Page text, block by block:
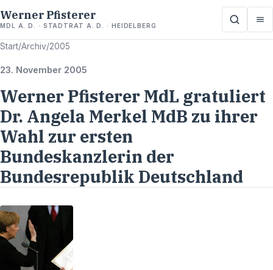
Werner Pfisterer
MDL A. D. · STADTRAT A. D. · HEIDELBERG
Start/Archiv/2005
23. November 2005
Werner Pfisterer MdL gratuliert
Dr. Angela Merkel MdB zu ihrer
Wahl zur ersten
Bundeskanzlerin der
Bundesrepublik Deutschland